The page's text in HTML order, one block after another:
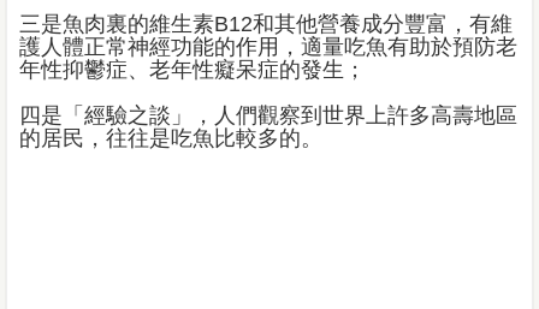
三是魚肉裏的維生素B12和其他營養成分豐富，有維
護人體正常神經功能的作用，適量吃魚有助於預防老
年性抑鬱症、老年性癡呆症的發生；
四是「經驗之談」，人們觀察到世界上許多高壽地區
的居民，往往是吃魚比較多的。